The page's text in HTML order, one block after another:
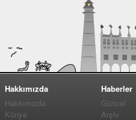
Hakkımızda
Hakkımızda
Künye
Haberler
Güncel
Arşiv